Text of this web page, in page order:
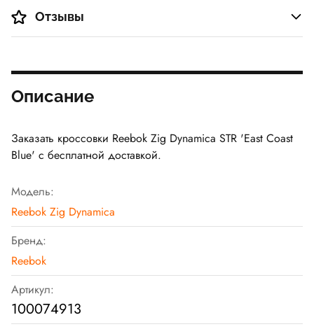
Отзывы
Описание
Заказать кроссовки Reebok Zig Dynamica STR 'East Coast
Blue' с бесплатной доставкой.
Модель:
Reebok Zig Dynamica
Бренд:
Reebok
Артикул:
100074913